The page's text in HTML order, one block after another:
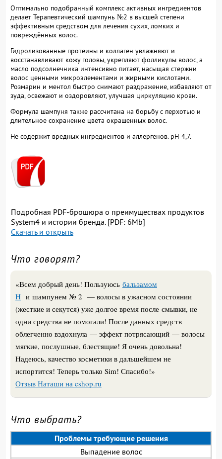
Оптимально подобранный комплекс активных ингредиентов
делает Терапевтический шампунь №2 в высшей степени
эффективным средством для лечения сухих, ломких и
повреждённых волос.
Гидролизованные протеины и коллаген увлажняют и
восстанавливают кожу головы, укрепляют фолликулы волос, а
масло подсолнечника интенсивно питает, насыщая стержни
волос ценными микроэлементами и жирными кислотами.
Розмарин и ментол быстро снимают раздражение, избавляют от
зуда, освежают и оздоровляют, улучшая циркуляцию крови.
Формула шампуня также рассчитана на борьбу с перхотью и
длительное сохранение цвета окрашенных волос.
Не содержит вредных ингредиентов и аллергенов. рН-4,7.
Подробная PDF-брошюра о преимуществах продуктов
System4 и истории бренда. [PDF: 6Mb]
Скачать и открыть
Что говорят?
«Всем добрый день! Пользуюсь бальзамом
H и шампунем № 2 — волосы в ужасном состоянии
(жесткие и секутся) уже долгое время после смывки, не
одни средства не помогали! После данных средств
облегченно вздохнула — эффект потрясающий — волосы
мягкие, послушные, блестящие! Я очень довольна!
Надеюсь, качество косметики в дальшейшем не
испортится! Теперь только Sim! Спасибо!»
Отзыв Наташи на cshop.ru
Что выбрать?
Проблемы требующие решения
Выпадение волос